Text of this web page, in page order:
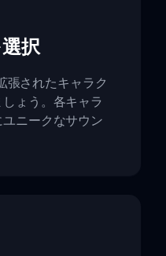
択
されたキャラク
ょう。各キャラ
ニークなサウン